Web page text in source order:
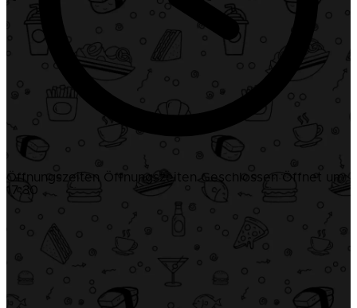
Öffnungszeiten Öffnungszeiten Geschlossen Öffnet um
17:30